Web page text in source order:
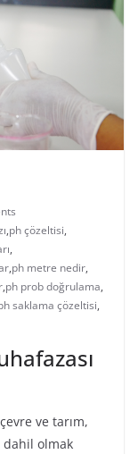
,ph çözeltisi,
,
,ph metre nedir,
,ph prob doğrulama,
saklama çözeltisi,
ve tarım,
dahil olmak